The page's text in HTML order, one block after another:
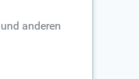
anderen